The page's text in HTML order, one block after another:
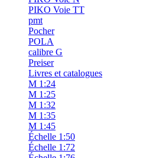
PIKO Voie TT
pmt
Pocher
POLA
calibre G
Preiser
Livres et catalogues
M 1:24
M 1:25
M 1:32
M 1:35
M 1:45
Échelle 1:50
Échelle 1:72